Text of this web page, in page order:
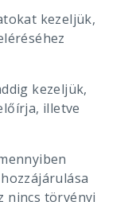
kezeljük,
kezeljük,
illetve
nincs törvényi